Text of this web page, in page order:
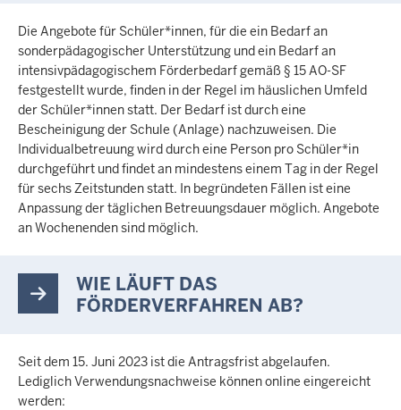
Die Angebote für Schüler*innen, für die ein Bedarf an
sonderpädagogischer Unterstützung und ein Bedarf an
intensivpädagogischem Förderbedarf gemäß § 15 AO-SF
festgestellt wurde, finden in der Regel im häuslichen Umfeld
der Schüler*innen statt. Der Bedarf ist durch eine
Bescheinigung der Schule (Anlage) nachzuweisen. Die
Individualbetreuung wird durch eine Person pro Schüler*in
durchgeführt und findet an mindestens einem Tag in der Regel
für sechs Zeitstunden statt. In begründeten Fällen ist eine
Anpassung der täglichen Betreuungsdauer möglich. Angebote
an Wochenenden sind möglich.
WIE LÄUFT DAS
FÖRDERVERFAHREN AB?
Seit dem 15. Juni 2023 ist die Antragsfrist abgelaufen.
Lediglich Verwendungsnachweise können online eingereicht
werden: